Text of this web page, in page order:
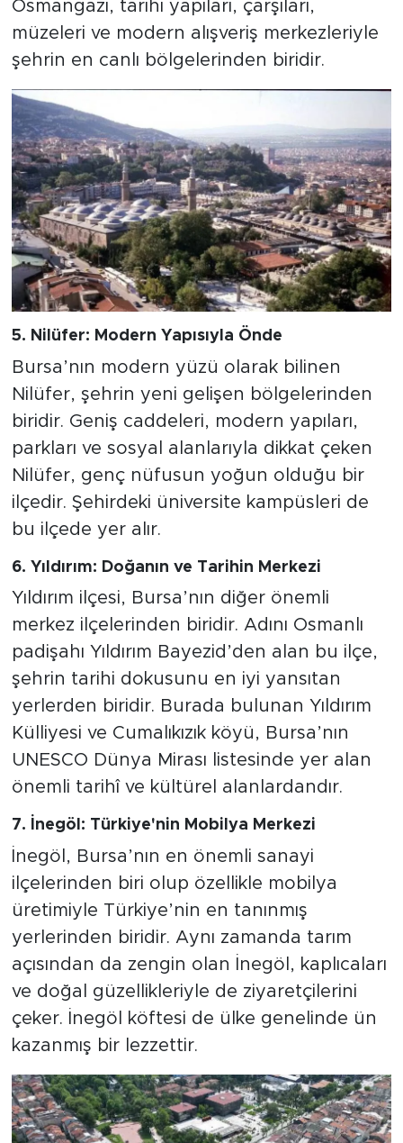
Osmangazi, tarihi yapıları, çarşıları,
müzeleri ve modern alışveriş merkezleriyle
şehrin en canlı bölgelerinden biridir.
5. Nilüfer: Modern Yapısıyla Önde
Bursa’nın modern yüzü olarak bilinen
Nilüfer, şehrin yeni gelişen bölgelerinden
biridir. Geniş caddeleri, modern yapıları,
parkları ve sosyal alanlarıyla dikkat çeken
Nilüfer, genç nüfusun yoğun olduğu bir
ilçedir. Şehirdeki üniversite kampüsleri de
bu ilçede yer alır.
6. Yıldırım: Doğanın ve Tarihin Merkezi
Yıldırım ilçesi, Bursa’nın diğer önemli
merkez ilçelerinden biridir. Adını Osmanlı
padişahı Yıldırım Bayezid’den alan bu ilçe,
şehrin tarihi dokusunu en iyi yansıtan
yerlerden biridir. Burada bulunan Yıldırım
Külliyesi ve Cumalıkızık köyü, Bursa’nın
UNESCO Dünya Mirası listesinde yer alan
önemli tarihî ve kültürel alanlardandır.
7. İnegöl: Türkiye'nin Mobilya Merkezi
İnegöl, Bursa’nın en önemli sanayi
ilçelerinden biri olup özellikle mobilya
üretimiyle Türkiye’nin en tanınmış
yerlerinden biridir. Aynı zamanda tarım
açısından da zengin olan İnegöl, kaplıcaları
ve doğal güzellikleriyle de ziyaretçilerini
çeker. İnegöl köftesi de ülke genelinde ün
kazanmış bir lezzettir.